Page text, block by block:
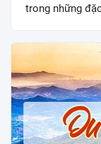
trong những